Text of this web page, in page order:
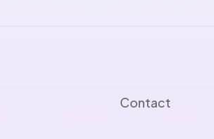
Contact